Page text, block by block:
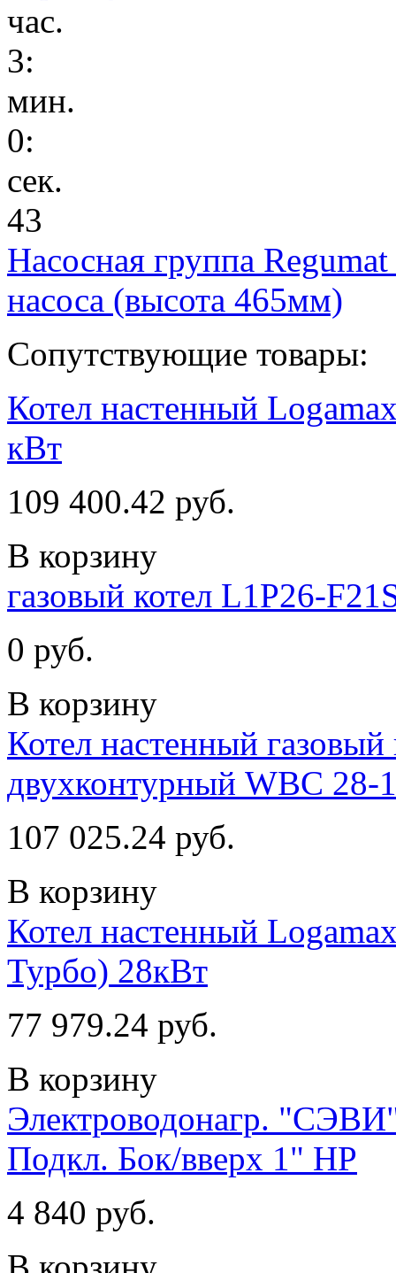
час.
3:
мин.
0:
сек.
43
Насосная группа
насоса (высота 465мм)
Сопутствующие товары:
Котел настенный
кВт
109 400.42 руб.
В корзину
газовый котел L1P26-
0 руб.
В корзину
Котел настенный
двухконтурный WBC 28-
107 025.24 руб.
В корзину
Котел настенный
Турбо) 28кВт
77 979.24 руб.
В корзину
Электроводонагр.
Подкл. Бок/вверх 1" НР
4 840 руб.